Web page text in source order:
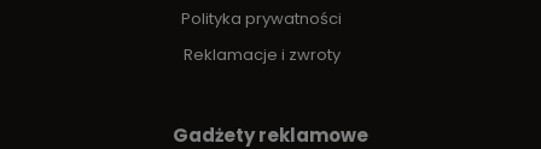
Polityka prywatności
Reklamacje i zwroty
Gadżety reklamowe